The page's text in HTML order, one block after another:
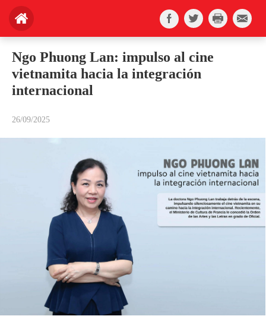
Ngo Phuong Lan: impulso al cine
vietnamita hacia la integración
internacional
26/09/2025